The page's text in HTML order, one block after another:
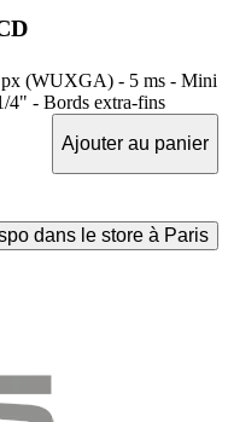
(WUXGA) - 5 ms - Mini
- Bords extra-fins
Ajouter au panier
dans le store à Paris